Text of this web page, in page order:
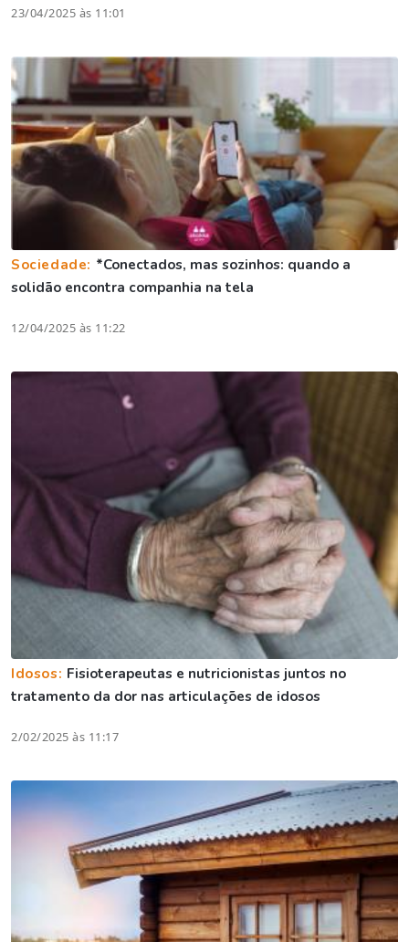
23/04/2025 às 11:01
Sociedade: *Conectados, mas sozinhos: quando a
solidão encontra companhia na tela
12/04/2025 às 11:22
Idosos: Fisioterapeutas e nutricionistas juntos no
tratamento da dor nas articulações de idosos
2/02/2025 às 11:17